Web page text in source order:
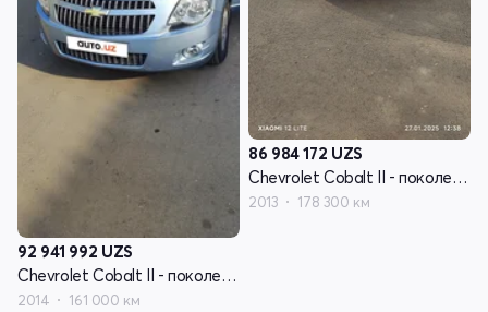
92 941 992 UZS
Chevrolet Cobalt II - поколение
2014 161 000 км
86 984 172 UZS
Chevrolet Cobalt II - поколение
2013 178 300 км